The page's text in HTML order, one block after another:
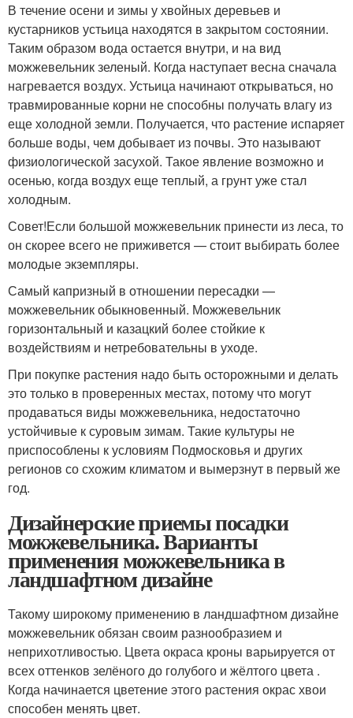
В течение осени и зимы у хвойных деревьев и
кустарников устьица находятся в закрытом состоянии.
Таким образом вода остается внутри, и на вид
можжевельник зеленый. Когда наступает весна сначала
нагревается воздух. Устьица начинают открываться, но
травмированные корни не способны получать влагу из
еще холодной земли. Получается, что растение испаряет
больше воды, чем добывает из почвы. Это называют
физиологической засухой. Такое явление возможно и
осенью, когда воздух еще теплый, а грунт уже стал
холодным.
Совет!Если большой можжевельник принести из леса, то
он скорее всего не приживется — стоит выбирать более
молодые экземпляры.
Самый капризный в отношении пересадки —
можжевельник обыкновенный. Можжевельник
горизонтальный и казацкий более стойкие к
воздействиям и нетребовательны в уходе.
При покупке растения надо быть осторожными и делать
это только в проверенных местах, потому что могут
продаваться виды можжевельника, недостаточно
устойчивые к суровым зимам. Такие культуры не
приспособлены к условиям Подмосковья и других
регионов со схожим климатом и вымерзнут в первый же
год.
Дизайнерские приемы посадки
можжевельника. Варианты
применения можжевельника в
ландшафтном дизайне
Такому широкому применению в ландшафтном дизайне
можжевельник обязан своим разнообразием и
неприхотливостью. Цвета окраса кроны варьируется от
всех оттенков зелёного до голубого и жёлтого цвета .
Когда начинается цветение этого растения окрас хвои
способен менять цвет.